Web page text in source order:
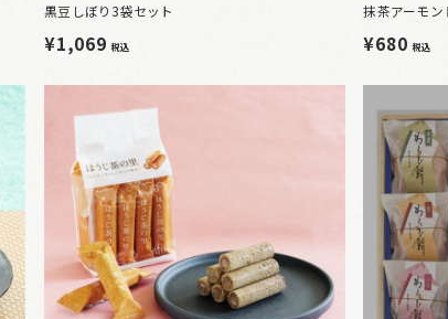
黒豆しぼり3袋セット
¥1,069税込
抹茶アーモン
¥680税込